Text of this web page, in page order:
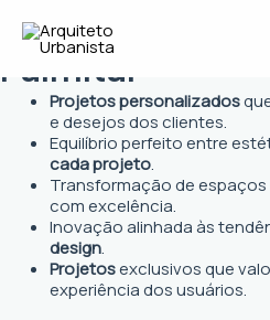
para
conteúdo
Arquiteto
Palmital
Projetos personalizados
e desejos dos clientes.
Equilíbrio perfeito entre
cada projeto.
Transformação de espaços
com excelência.
Inovação alinhada às
design.
Projetosexclusivos que
experiência dos usuários.